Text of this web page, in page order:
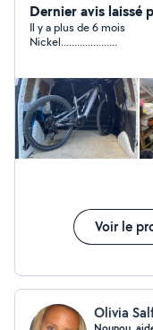
dépannages et
Dernier avis laissé
Il y a plus de 6 mois
Nickel.....................
Voir le
Olivia